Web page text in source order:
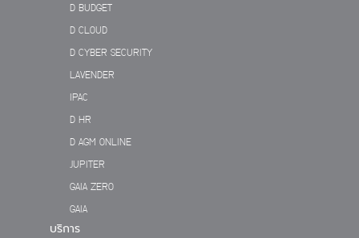
D BUDGET
D CLOUD
D CYBER SECURITY
LAVENDER
IPAC
D HR
D AGM ONLINE
JUPITER
GAIA ZERO
GAIA
บริการ